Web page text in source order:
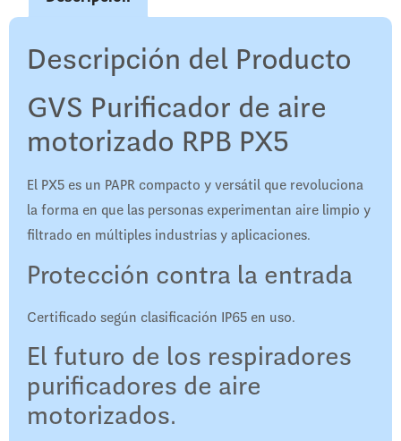
Descripción del Producto
GVS Purificador de aire
motorizado RPB PX5
El PX5 es un PAPR compacto y versátil que revoluciona
la forma en que las personas experimentan aire limpio y
filtrado en múltiples industrias y aplicaciones.
Protección contra la entrada
Certificado según clasificación IP65 en uso.
El futuro de los respiradores
purificadores de aire
motorizados.